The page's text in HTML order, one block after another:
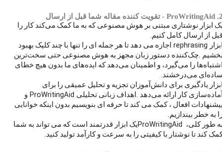
ProWritingAid - تقویت کننده مقاله شما قبل از ارسال
ک ابزار نوشتاری مبتنی بر هوش مصنوعی که به ما کمک می‌کند کار را
از ارسال کامل کنیم.
rephrasing اجازه می دهد تا هر جمله ای را تنها با چند کلیک بهبود
.چک‌کننده دستور زبان مجهز به هوش مصنوعی حتی سخت‌ترین
را می‌گیرد، و اطمینان می‌دهد که ایده‌های ما بدون هیچ خطای
می‌درخشند.
یادگیری برای دانش‌آموزان تجزیه و تحلیل عمیقی را برای
کار ارائه می‌دهد .اهداف زبانی تحلیلی ProWritingAid و
افعال ، کمک می کند تا حرفه ای بنویسیم بدون اینکه خوانایی
به خطر بیندازیم.
طور کلی، ProWritingAidیک ابزار قدرتمند است که می تواند به شما
کند تا نوشتار با کیفیتی را به سرعت و کارآمد تولید کنید.